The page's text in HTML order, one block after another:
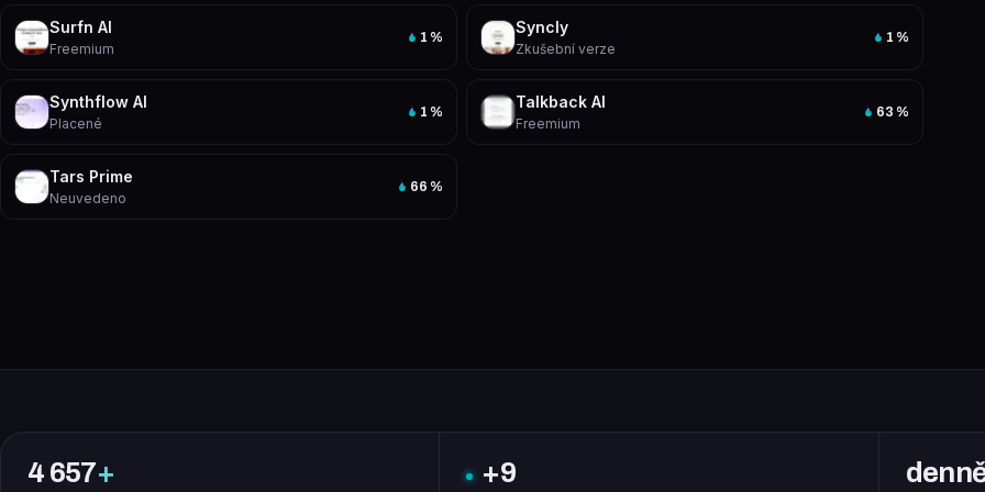
Surfn AI
Freemium
1 %
Syncly
Zkušební verze
1 %
Synthflow AI
Placené
1 %
Talkback AI
Freemium
63 %
Tars Prime
Neuvedeno
66 %
4 657+ +9